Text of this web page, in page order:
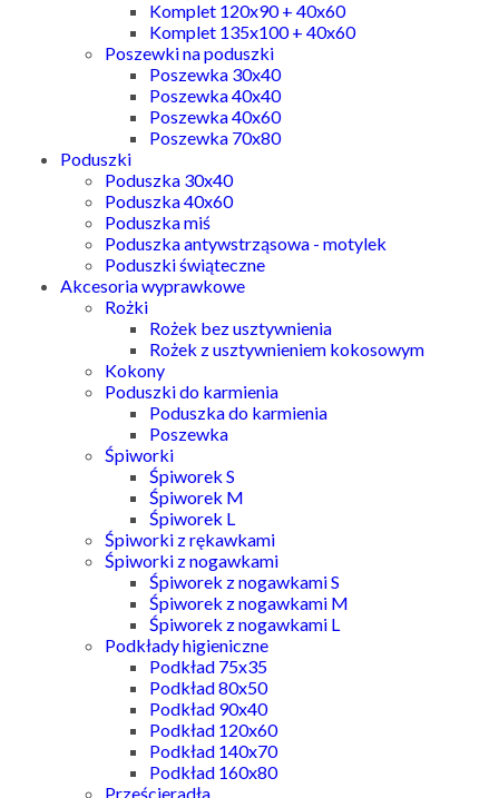
Komplet 120x90 + 40x60
Komplet 135x100 + 40x60
Poszewki na poduszki
Poszewka 30x40
Poszewka 40x40
Poszewka 40x60
Poszewka 70x80
Poduszki
Poduszka 30x40
Poduszka 40x60
Poduszka miś
Poduszka antywstrząsowa - motylek
Poduszki świąteczne
Akcesoria wyprawkowe
Rożki
Rożek bez usztywnienia
Rożek z usztywnieniem kokosowym
Kokony
Poduszki do karmienia
Poduszka do karmienia
Poszewka
Śpiworki
Śpiworek S
Śpiworek M
Śpiworek L
Śpiworki z rękawkami
Śpiworki z nogawkami
Śpiworek z nogawkami S
Śpiworek z nogawkami M
Śpiworek z nogawkami L
Podkłady higieniczne
Podkład 75x35
Podkład 80x50
Podkład 90x40
Podkład 120x60
Podkład 140x70
Podkład 160x80
Prześcieradła